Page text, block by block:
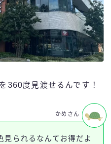
360度見渡せるんです！
見られるなんてお得だよ
かめさん